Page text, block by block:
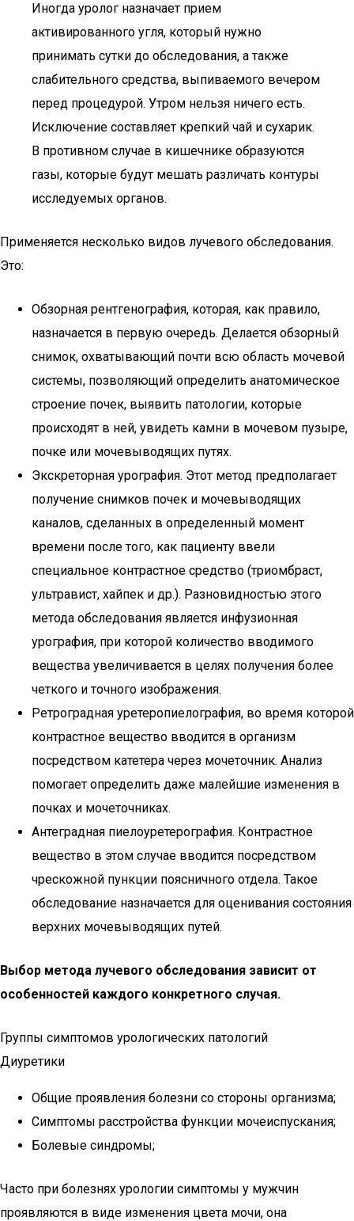
Иногда уролог назначает прием
активированного угля, который нужно
принимать сутки до обследования, а также
слабительного средства, выпиваемого вечером
перед процедурой. Утром нельзя ничего есть.
Исключение составляет крепкий чай и сухарик.
В противном случае в кишечнике образуются
газы, которые будут мешать различать контуры
исследуемых органов.
Применяется несколько видов лучевого обследования.
Это:
Обзорная рентгенография, которая, как правило,
назначается в первую очередь. Делается обзорный
снимок, охватывающий почти всю область мочевой
системы, позволяющий определить анатомическое
строение почек, выявить патологии, которые
происходят в ней, увидеть камни в мочевом пузыре,
почке или мочевыводящих путях.
Экскреторная урография. Этот метод предполагает
получение снимков почек и мочевыводящих
каналов, сделанных в определенный момент
времени после того, как пациенту ввели
специальное контрастное средство (триомбраст,
ультравист, хайпек и др.). Разновидностью этого
метода обследования является инфузионная
урография, при которой количество вводимого
вещества увеличивается в целях получения более
четкого и точного изображения.
Ретроградная уретеропиелография, во время которой
контрастное вещество вводится в организм
посредством катетера через мочеточник. Анализ
помогает определить даже малейшие изменения в
почках и мочеточниках.
Антеградная пиелоуретерография. Контрастное
вещество в этом случае вводится посредством
чрескожной пункции поясничного отдела. Такое
обследование назначается для оценивания состояния
верхних мочевыводящих путей.
Выбор метода лучевого обследования зависит от
особенностей каждого конкретного случая.
Группы симптомов урологических патологий
Диуретики
Общие проявления болезни со стороны организма;
Симптомы расстройства функции мочеиспускания;
Болевые синдромы;
Часто при болезнях урологии симптомы у мужчин
проявляются в виде изменения цвета мочи, она